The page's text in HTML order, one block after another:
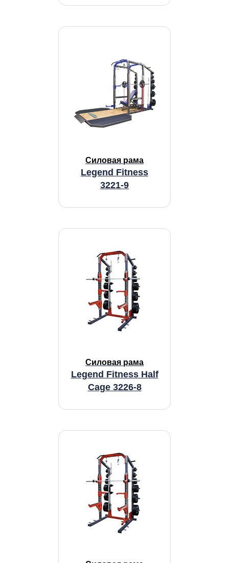
Силовая рама
Legend Fitness
3221-9
Cиловая рама
Legend Fitness Half
Cage 3226-8